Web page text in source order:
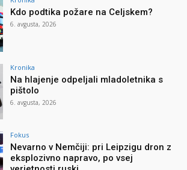
Kdo podtika požare na Celjskem?
6. avgusta, 2026
Kronika
Na hlajenje odpeljali mladoletnika s
pištolo
6. avgusta, 2026
Fokus
Nevarno v Nemčiji: pri Leipzigu dron z
eksplozivno napravo, po vsej